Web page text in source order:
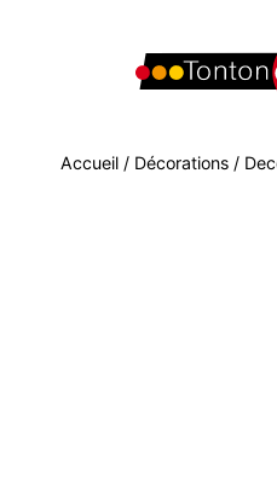
Accueil / Décorations /